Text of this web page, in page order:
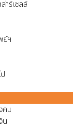
าร์เซลล์
ย์ฯ
คม
น